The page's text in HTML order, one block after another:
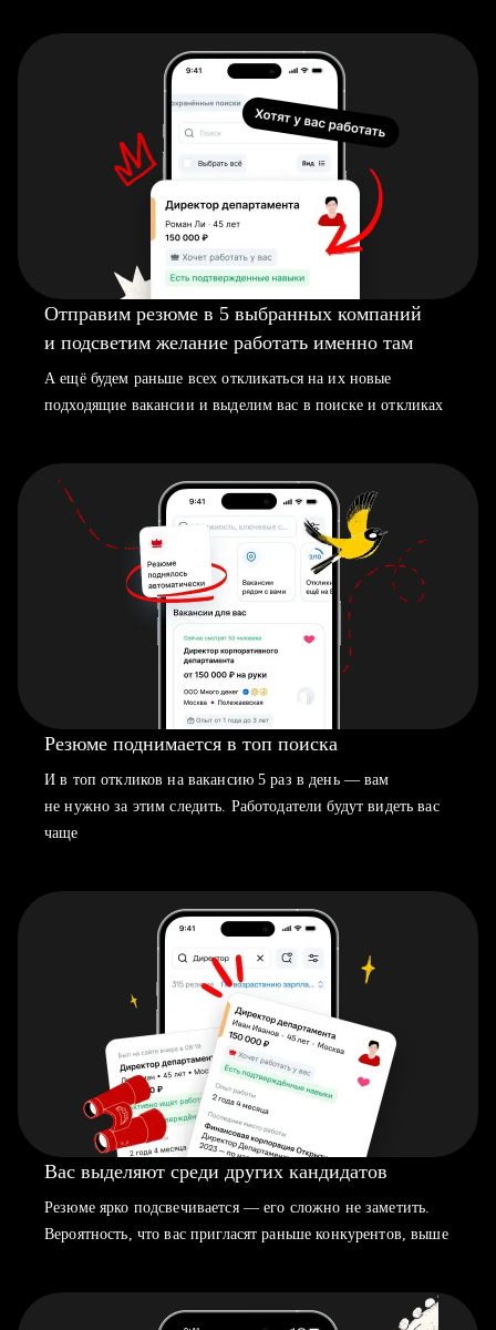
Отправим резюме в 5 выбранных компаний
и подсветим желание работать именно там
А ещё будем раньше всех откликаться на их новые
подходящие вакансии и выделим вас в поиске и откликах
Резюме поднимается в топ поиска
И в топ откликов на вакансию 5 раз в день — вам
не нужно за этим следить. Работодатели будут видеть вас
чаще
Вас выделяют среди других кандидатов
Резюме ярко подсвечивается — его сложно не заметить.
Вероятность, что вас пригласят раньше конкурентов, выше